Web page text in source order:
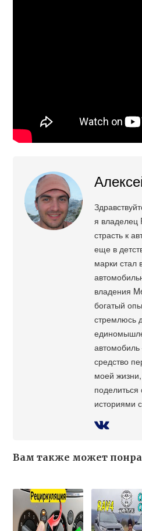
я владелец
страсть к
еще в
марки стал
владения
богатый
стремлюсь
средство
моей
историями
Вам также может